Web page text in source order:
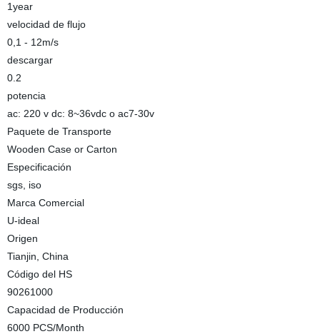
1year
velocidad de flujo
0,1 - 12m/s
descargar
0.2
potencia
ac: 220 v dc: 8~36vdc o ac7-30v
Paquete de Transporte
Wooden Case or Carton
Especificación
sgs, iso
Marca Comercial
U-ideal
Origen
Tianjin, China
Código del HS
90261000
Capacidad de Producción
6000 PCS/Month